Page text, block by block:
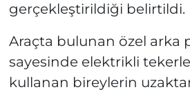
gerçekleştirildiği belirtildi.
Araçta bulunan özel arka
sayesinde elektrikli
kullanan bireylerin